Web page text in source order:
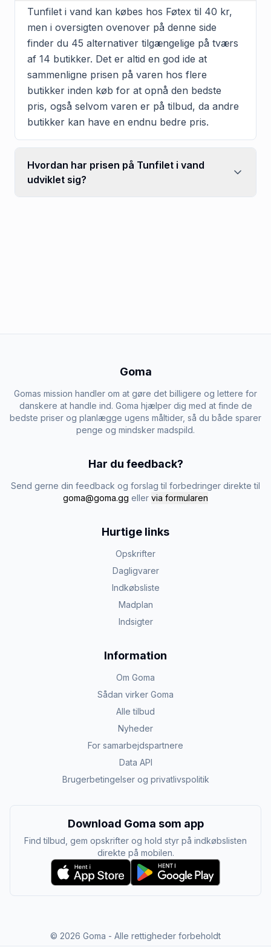
Tunfilet i vand kan købes hos Føtex til 40 kr,
men i oversigten ovenover på denne side
finder du 45 alternativer tilgængelige på tværs
af 14 butikker. Det er altid en god ide at
sammenligne prisen på varen hos flere
butikker inden køb for at opnå den bedste
pris, også selvom varen er på tilbud, da andre
butikker kan have en endnu bedre pris.
Hvordan har prisen på Tunfilet i vand
udviklet sig?
Goma
Gomas mission handler om at gøre det billigere og lettere for
danskere at handle ind. Goma hjælper dig med at finde de
bedste priser og planlægge ugens måltider, så du både sparer
penge og mindsker madspild.
Har du feedback?
Send gerne din feedback og forslag til forbedringer direkte til
goma@goma.gg eller via formularen
Hurtige links
Opskrifter
Dagligvarer
Indkøbsliste
Madplan
Indsigter
Information
Om Goma
Sådan virker Goma
Alle tilbud
Nyheder
For samarbejdspartnere
Data API
Brugerbetingelser og privatlivspolitik
Download Goma som app
Find tilbud, gem opskrifter og hold styr på indkøbslisten
direkte på mobilen.
© 2026 Goma - Alle rettigheder forbeholdt